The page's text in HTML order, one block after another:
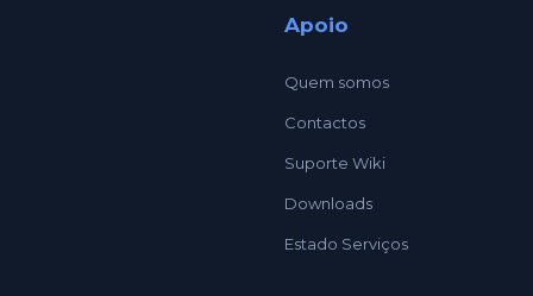
Apoio
Quem somos
Contactos
Suporte Wiki
Downloads
Estado Serviços